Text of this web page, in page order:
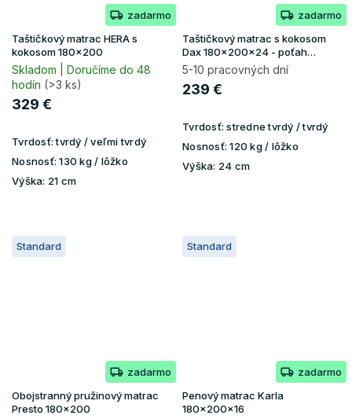
zadarmo
Taštičkový matrac HERA s
kokosom 180x200
Skladom | Doručíme do 48
hodín (>3 ks)
329 €
Tvrdosť:tvrdý / veľmi tvrdý
Nosnosť: 130 kg / lôžko
Výška: 21 cm
zadarmo
Taštičkový matrac s kokosom
Dax 180x200x24 - poťah
Lavender
5-10 pracovných dní
239 €
Tvrdosť: stredne tvrdý / tvrdý
Nosnosť: 120 kg / lôžko
Výška: 24 cm
Standard
zadarmo
Obojstranný pružinový matrac
Presto 180x200
Standard
zadarmo
Penový matrac Karla
180x200x16